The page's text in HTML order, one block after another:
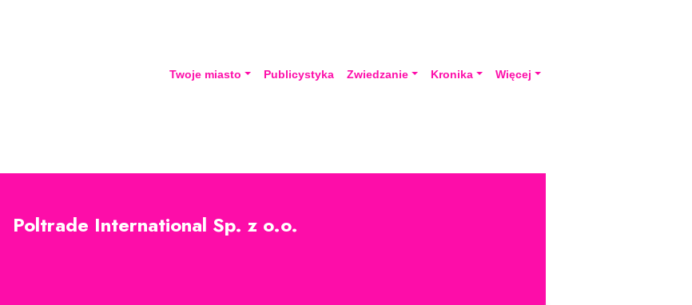
Twoje miasto Publicystyka Zwiedzanie Kronika Więcej
Poltrade International Sp. z o.o.